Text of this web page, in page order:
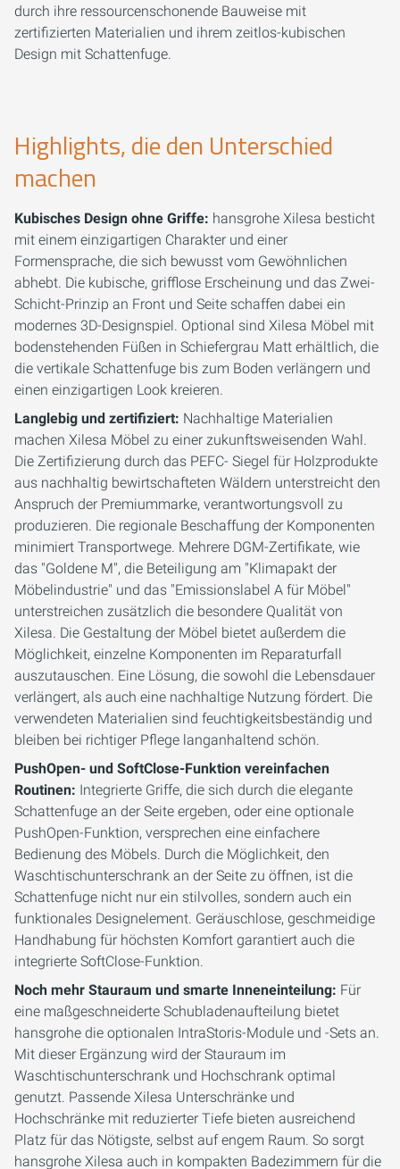
durch ihre ressourcenschonende Bauweise mit
zertifizierten Materialien und ihrem zeitlos-kubischen
Design mit Schattenfuge.
Highlights, die den Unterschied
machen
Kubisches Design ohne Griffe: hansgrohe Xilesa besticht
mit einem einzigartigen Charakter und einer
Formensprache, die sich bewusst vom Gewöhnlichen
abhebt. Die kubische, grifflose Erscheinung und das Zwei-
Schicht-Prinzip an Front und Seite schaffen dabei ein
modernes 3D-Designspiel. Optional sind Xilesa Möbel mit
bodenstehenden Füßen in Schiefergrau Matt erhältlich, die
die vertikale Schattenfuge bis zum Boden verlängern und
einen einzigartigen Look kreieren.
Langlebig und zertifiziert: Nachhaltige Materialien
machen Xilesa Möbel zu einer zukunftsweisenden Wahl.
Die Zertifizierung durch das PEFC- Siegel für Holzprodukte
aus nachhaltig bewirtschafteten Wäldern unterstreicht den
Anspruch der Premiummarke, verantwortungsvoll zu
produzieren. Die regionale Beschaffung der Komponenten
minimiert Transportwege. Mehrere DGM-Zertifikate, wie
das "Goldene M", die Beteiligung am "Klimapakt der
Möbelindustrie" und das "Emissionslabel A für Möbel"
unterstreichen zusätzlich die besondere Qualität von
Xilesa. Die Gestaltung der Möbel bietet außerdem die
Möglichkeit, einzelne Komponenten im Reparaturfall
auszutauschen. Eine Lösung, die sowohl die Lebensdauer
verlängert, als auch eine nachhaltige Nutzung fördert. Die
verwendeten Materialien sind feuchtigkeitsbeständig und
bleiben bei richtiger Pflege langanhaltend schön.
PushOpen- und SoftClose-Funktion vereinfachen
Routinen: Integrierte Griffe, die sich durch die elegante
Schattenfuge an der Seite ergeben, oder eine optionale
PushOpen-Funktion, versprechen eine einfachere
Bedienung des Möbels. Durch die Möglichkeit, den
Waschtischunterschrank an der Seite zu öffnen, ist die
Schattenfuge nicht nur ein stilvolles, sondern auch ein
funktionales Designelement. Geräuschlose, geschmeidige
Handhabung für höchsten Komfort garantiert auch die
integrierte SoftClose-Funktion.
Noch mehr Stauraum und smarte Inneneinteilung: Für
eine maßgeschneiderte Schubladenaufteilung bietet
hansgrohe die optionalen IntraStoris-Module und -Sets an.
Mit dieser Ergänzung wird der Stauraum im
Waschtischunterschrank und Hochschrank optimal
genutzt. Passende Xilesa Unterschränke und
Hochschränke mit reduzierter Tiefe bieten ausreichend
Platz für das Nötigste, selbst auf engem Raum. So sorgt
hansgrohe Xilesa auch in kompakten Badezimmern für die